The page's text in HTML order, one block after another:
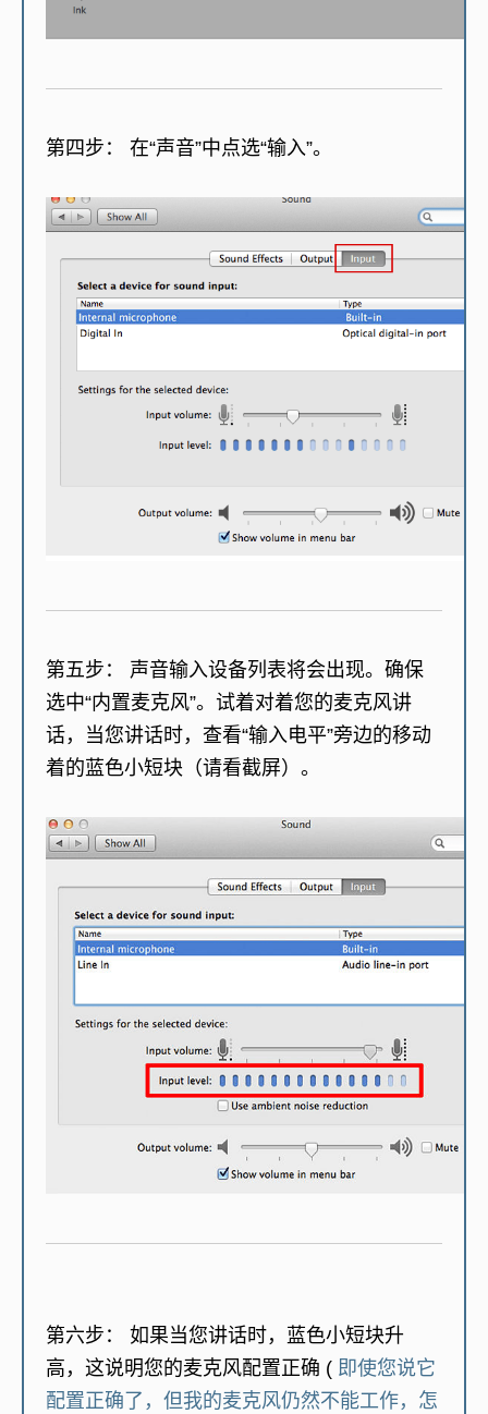
第四步： 在“声音”中点选“输入”。
第五步： 声音输入设备列表将会出现。确保
选中“内置麦克风”。试着对着您的麦克风讲
话，当您讲话时，查看“输入电平”旁边的移动
着的蓝色小短块（请看截屏）。
第六步： 如果当您讲话时，蓝色小短块升
高，这说明您的麦克风配置正确 ( 即使您说它
配置正确了，但我的麦克风仍然不能工作，怎